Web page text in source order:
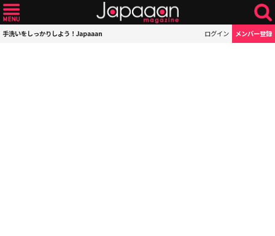
手洗いをしっかりしよう！Japaaan ログイン メンバー登録